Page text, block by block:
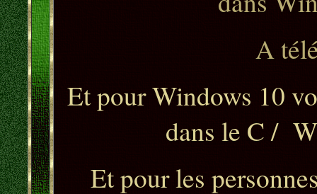
A
Et pour Windows 10
dans le C /
Et pour les